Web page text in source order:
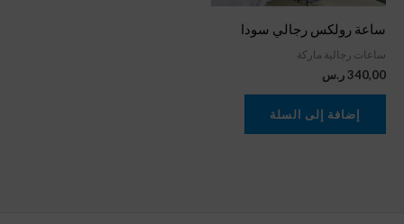
ساعة رولكس رجالي سودا
ساعات رجالية ماركة
340,00ر.س
إضافة إلى السلة